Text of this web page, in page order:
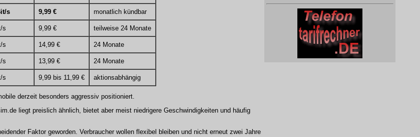
s 9,99 € monatlich kündbar
s 9,99 € teilweise 24 Monate
s 14,99 € 24 Monate
s 13,99 € 24 Monate
s 9,99 bis 11,99 € aktionsabhängig
derzeit besonders aggressiv positioniert.
liegt preislich ähnlich, bietet aber meist niedrigere Geschwindigkeiten und häufig
Faktor geworden. Verbraucher wollen flexibel bleiben und nicht erneut zwei Jahre